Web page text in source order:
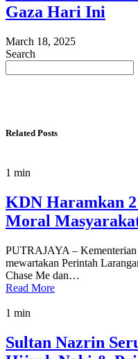
Gaza Hari Ini
March 18, 2025
Search
Related Posts
1 min
KDN Haramkan
Moral
PUTRAJAYA –
mewartakan Perintah
Chase Me dan…
Read More
1 min
Sultan Nazrin